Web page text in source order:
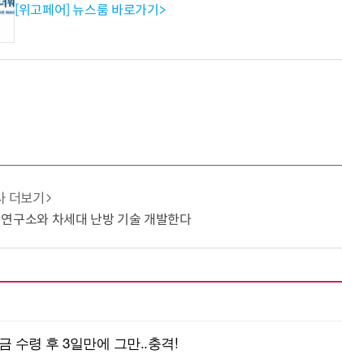
[위고페어] 뉴스룸 바로가기>
더보기
구소와 차세대 난방 기술 개발한다